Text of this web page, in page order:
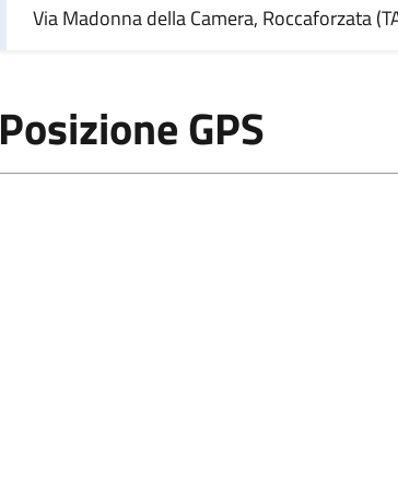
Via Madonna della Camera, Roccaforzata
Posizione GPS